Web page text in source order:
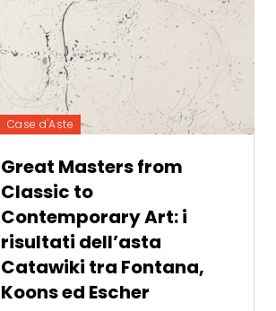
Case d'Aste
Great Masters from
Classic to
Contemporary Art: i
risultati dell’asta
Catawiki tra Fontana,
Koons ed Escher